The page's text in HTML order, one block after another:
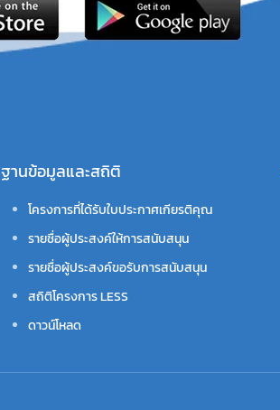
ฐานข้อมูลและสถิติ
โครงการที่ได้รับใบประกาศเกียรติคุณ
รายชื่อผู้ประสงค์ให้การสนับสนุน
รายชื่อผู้ประสงค์ขอรับการสนับสนุน
สถิติโครงการ LESS
ดาวน์โหลด